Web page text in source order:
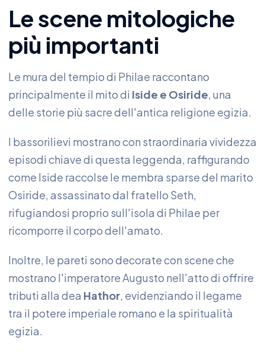
Le scene mitologiche
più importanti
Le mura del tempio di Philae raccontano
principalmente il mito di Iside e Osiride, una
delle storie più sacre dell'antica religione egizia.
I bassorilievi mostrano con straordinaria vividezza
episodi chiave di questa leggenda, raffigurando
come Iside raccolse le membra sparse del marito
Osiride, assassinato dal fratello Seth,
rifugiandosi proprio sull'isola di Philae per
ricomporre il corpo dell'amato.
Inoltre, le pareti sono decorate con scene che
mostrano l'imperatore Augusto nell'atto di offrire
tributi alla dea Hathor, evidenziando il legame
tra il potere imperiale romano e la spiritualità
egizia.